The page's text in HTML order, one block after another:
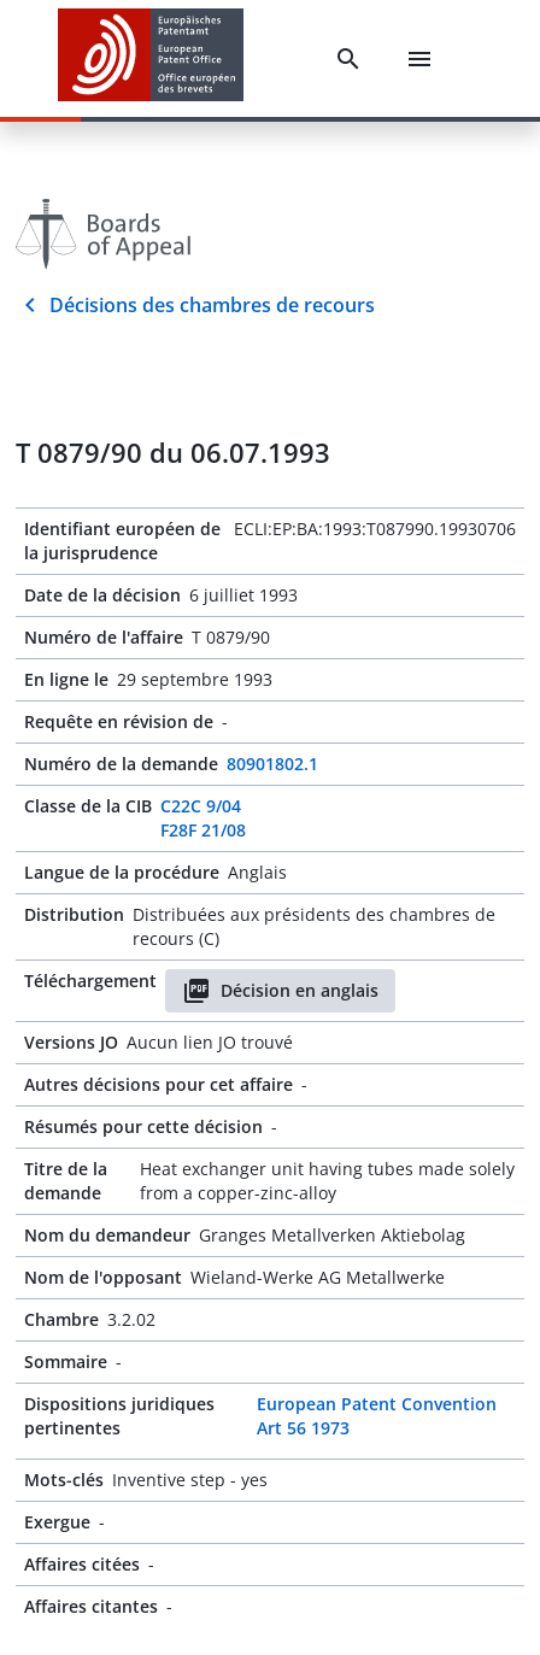
Décisions des chambres de recours
T 0879/90 du 06.07.1993
Identifiant européen de
la jurisprudence
ECLI:EP:BA:1993:T087990.19930706
Date de la décision 6 juilliet 1993
Numéro de l'affaire T 0879/90
En ligne le 29 septembre 1993
Requête en révision de -
Numéro de la demande 80901802.1
Classe de la CIB C22C 9/04
F28F 21/08
Langue de la procédure Anglais
Distribution Distribuées aux présidents des chambres de
recours (C)
Téléchargement
Décision en anglais
Versions JO Aucun lien JO trouvé
Autres décisions pour cet affaire -
Résumés pour cette décision -
Titre de la
demande
Heat exchanger unit having tubes made solely
from a copper-zinc-alloy
Nom du demandeur Granges Metallverken Aktiebolag
Nom de l'opposant Wieland-Werke AG Metallwerke
Chambre 3.2.02
Sommaire -
Dispositions juridiques
pertinentes
European Patent Convention
Art 56 1973
Mots-clés Inventive step - yes
Exergue -
Affaires citées -
Affaires citantes -